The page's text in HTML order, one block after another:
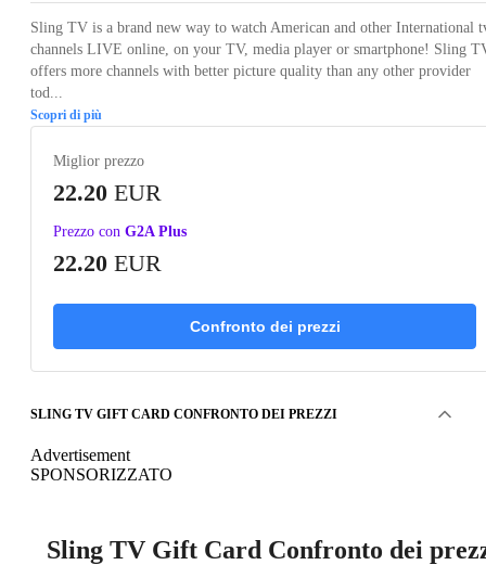
Sling TV is a brand new way to watch American and other International
channels LIVE online, on your TV, media player or smartphone! Sling
offers more channels with better picture quality than any other provider
tod...
Scopri di più
Miglior prezzo
22.20 EUR
Prezzo con G2A Plus
22.20 EUR
Confronto dei prezzi
SLING TV GIFT CARD CONFRONTO DEI PREZZI
Advertisement
SPONSORIZZATO
Sling TV Gift Card Confronto dei